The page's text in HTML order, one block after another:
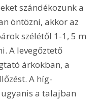
szándékozunk a
öntözni, akkor az
szélétől 1-1, 5 m
A levegőztető
árkokban, a
A híg-
a talajban